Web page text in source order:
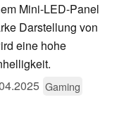
Mini-LED-Panel
Darstellung von
eine hohe
Gaming